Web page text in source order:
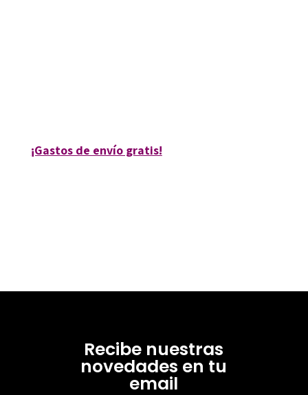
¡Gastos de envío gratis!
Recibe nuestras
novedades en tu
email